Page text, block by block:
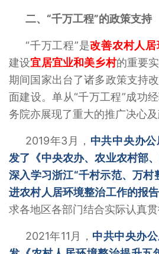
二、“千万工程”的政策支持
“千万工程”是改善农村人
建设宜居宜业和美乡村的重要
期间国家出台了诸多政策支持
面建设。单从“千万工程”成功
务院亦展现了重大的推广决心及
2019年3月， 中共中央办
发了《中央农办、农业农村部
深入学习浙江“千村示范、万村
进农村人居环境整治工作的报告
求各地区各部门结合实际认真贯
2021年11月， 中共中央办